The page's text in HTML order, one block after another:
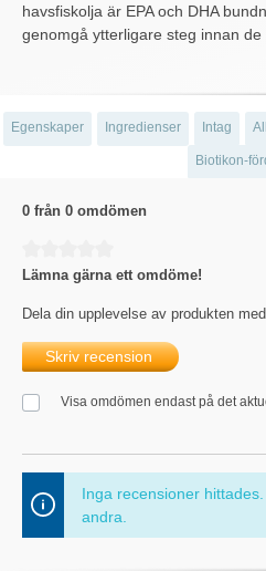
havsfiskolja är EPA och DHA
genomgå ytterligare steg innan
Egenskaper Ingredienser Intag
Biotikon-
0 från 0 omdömen
Lämna gärna ett omdöme!
Dela din upplevelse av produkten
Skriv recension
Visa omdömen endast på det
Inga recensioner
andra.